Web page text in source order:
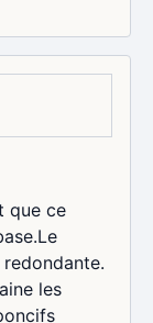
que ce
les